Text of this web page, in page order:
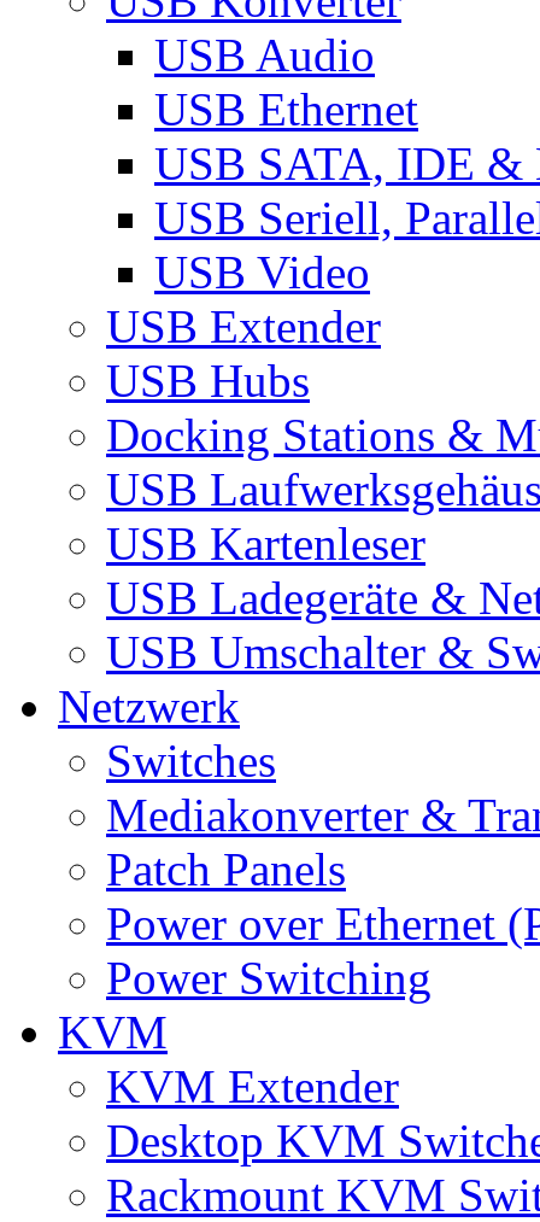
USB Audio
USB Ethernet
USB SATA, IDE &
USB Seriell,
USB Video
USB Extender
USB Hubs
Docking Stations &
USB
USB Kartenleser
USB Ladegeräte &
USB Umschalter &
Netzwerk
Switches
Mediakonverter &
Patch Panels
Power over Ethernet
Power Switching
KVM
KVM Extender
Desktop KVM
Rackmount KVM